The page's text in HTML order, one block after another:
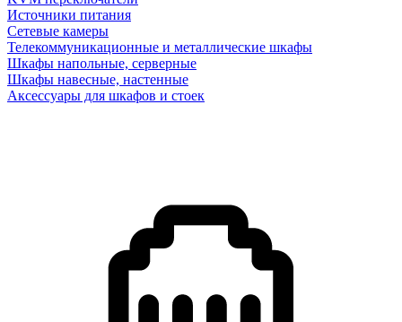
Источники питания
Сетевые камеры
Телекоммуникационные и металлические шкафы
Шкафы напольные, серверные
Шкафы навесные, настенные
Аксессуары для шкафов и стоек